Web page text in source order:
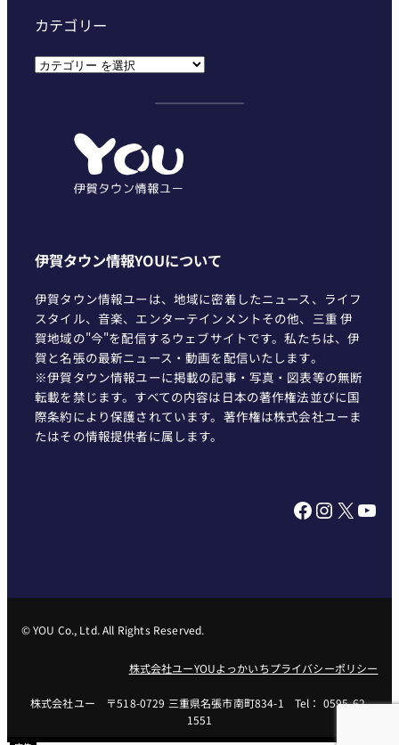
カテゴリー
カ
伊賀タウン情報YOUについて
伊賀タウン情報ユーは、地域に密着したニュース、ライフ
スタイル、音楽、エンターテインメントその他、三重 伊
賀地域の"今"を配信するウェブサイトです。私たちは、伊
賀と名張の最新ニュース・動画を配信いたします。
※伊賀タウン情報ユーに掲載の記事・写真・図表等の無断
転載を禁じます。すべての内容は日本の著作権法並びに国
際条約により保護されています。著作権は株式会社ユーま
たはその情報提供者に属します。
Facebook InstagramX YouTube
© YOU Co., Ltd. All Rights Reserved.
株式会社ユーYOUよっかいちプライバシーポリシー
株式会社ユー 〒518-0729 三重県名張市南町834-1 Tel： 0595-62-
1551